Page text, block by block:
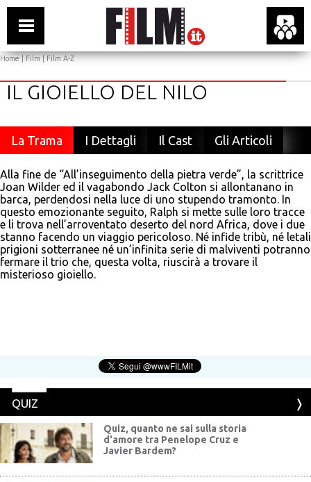
Home|Film|Film A-Z
IL GIOIELLO DEL NILO
La Trama I Dettagli Il Cast Gli Articoli
Alla fine de “All’inseguimento della pietra verde”, la scrittrice
Joan Wilder ed il vagabondo Jack Colton si allontanano in
barca, perdendosi nella luce di uno stupendo tramonto. In
questo emozionante seguito, Ralph si mette sulle loro tracce
e li trova nell’arroventato deserto del nord Africa, dove i due
stanno facendo un viaggio pericoloso. Né infide tribù, né letali
prigioni sotterranee né un’infinita serie di malviventi potranno
fermare il trio che, questa volta, riuscirà a trovare il
misterioso gioiello.
QUIZ
Quiz, quanto ne sai sulla storia
d'amore tra Penelope Cruz e
Javier Bardem?